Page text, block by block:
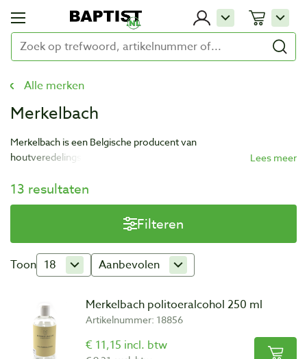
Alle merken
Merkelbach
Merkelbach is een Belgische producent van
houtveredelingsproducten op basis van natuurlijke ingrediënten.
kalkwas en vele andere soorten wax. De producten worden
ontwikkeld volgens een beproefde formule.
13 resultaten
Filteren
Toon 18 Aanbevolen
Merkelbach politoeralcohol 250 ml
Artikelnummer: 18856
€ 11,15 incl. btw